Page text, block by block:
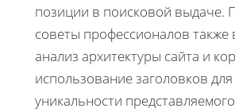
позиции в поисковой выдаче.
советы профессионалов
анализ архитектуры сайта и
использование заголовков
уникальности